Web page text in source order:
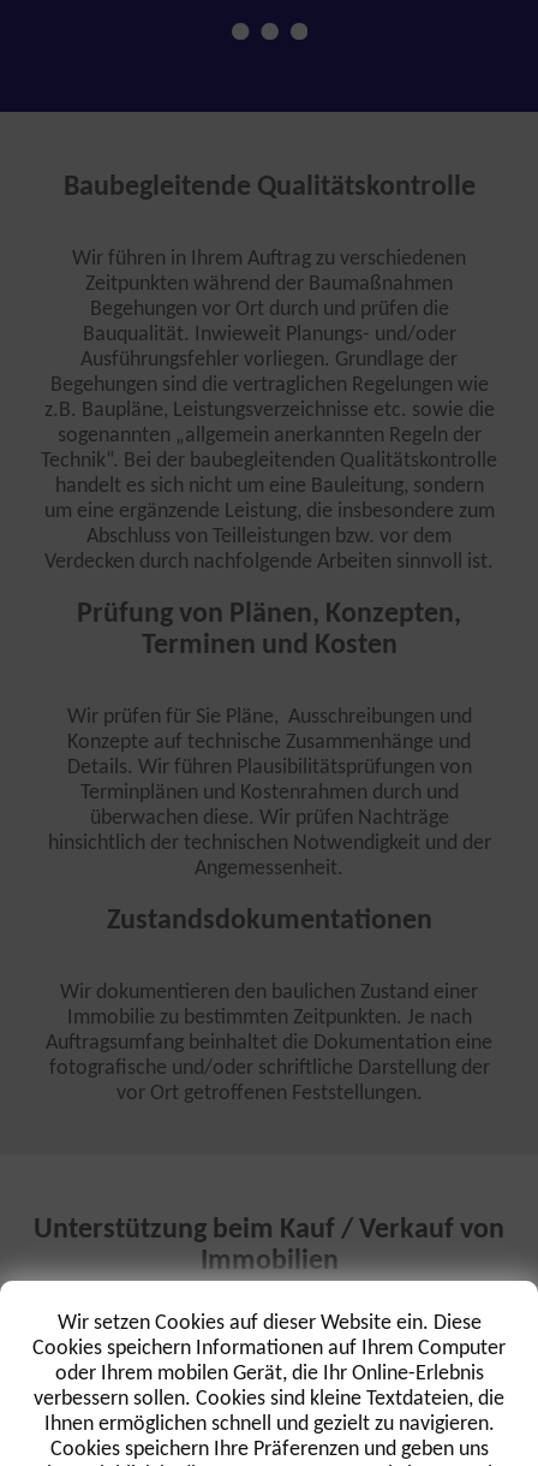
Baubegleitende Qualitätskontrolle
Wir führen in Ihrem Auftrag zu verschiedenen
Zeitpunkten während der Baumaßnahmen
Begehungen vor Ort durch und prüfen die
Bauqualität. Inwieweit Planungs- und/oder
Ausführungsfehler vorliegen. Grundlage der
Begehungen sind die vertraglichen Regelungen wie
z.B. Baupläne, Leistungsverzeichnisse etc. sowie die
sogenannten „allgemein anerkannten Regeln der
Technik“. Bei der baubegleitenden Qualitätskontrolle
handelt es sich nicht um eine Bauleitung, sondern
um eine ergänzende Leistung, die insbesondere zum
Abschluss von Teilleistungen bzw. vor dem
Verdecken durch nachfolgende Arbeiten sinnvoll ist.
Prüfung von Plänen, Konzepten,
Terminen und Kosten
Wir prüfen für Sie Pläne, Ausschreibungen und
Konzepte auf technische Zusammenhänge und
Details. Wir führen Plausibilitätsprüfungen von
Terminplänen und Kostenrahmen durch und
überwachen diese. Wir prüfen Nachträge
hinsichtlich der technischen Notwendigkeit und der
Angemessenheit.
Zustandsdokumentationen
Wir dokumentieren den baulichen Zustand einer
Immobilie zu bestimmten Zeitpunkten. Je nach
Auftragsumfang beinhaltet die Dokumentation eine
fotografische und/oder schriftliche Darstellung der
vor Ort getroffenen Feststellungen.
Unterstützung beim Kauf / Verkauf von
Immobilien
nehmen zum technischen Zustand des Gebäudes Stellung.
Wir weisen auf eventuellen Sanierungsbedarf hin und
berücksichtigen Dauerhaftigkeit und Kosten der
Sanierungsmaßnahmen. Aussagen über den Kaufpreis sind
hierbei jedoch nur eingeschränkt möglich. Bei Bedarf
ziehen wir einen Wertermittler für bebaute Grundstücke
Wir setzen Cookies auf dieser Website ein. Diese
Cookies speichern Informationen auf Ihrem Computer
oder Ihrem mobilen Gerät, die Ihr Online-Erlebnis
verbessern sollen. Cookies sind kleine Textdateien, die
Ihnen ermöglichen schnell und gezielt zu navigieren.
Cookies speichern Ihre Präferenzen und geben uns